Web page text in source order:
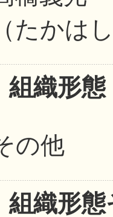
体を探
役立ち
（たかは
組織形態
の他
組織形